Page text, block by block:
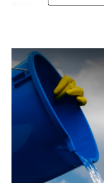
UP NEXT
Costa Rica
DON'T MISS
Crédito por 200